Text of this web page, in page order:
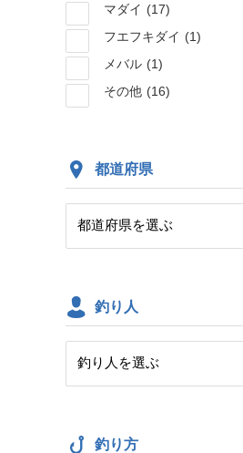
マダイ (17)
フエフキダイ (1)
メバル (1)
その他 (16)
都道府県
釣り人
釣り方